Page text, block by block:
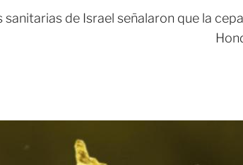
sanitarias de Israel señalaron que la